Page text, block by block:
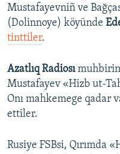
Mustafayevniñ ve
(Dolinnoye) köyünde
tinttiler.
Azatlıq Radiosı
Mustafayev «Hizb ut-
Onı mahkemege qadar
ettiler.
Rusiye FSBsi, Qırımda